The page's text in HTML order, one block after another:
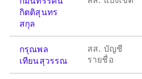
กิตติสุนทร
สกุล
กรุณพล
เทียนสุวรรณ
สส. บัญชี
รายชื่อ